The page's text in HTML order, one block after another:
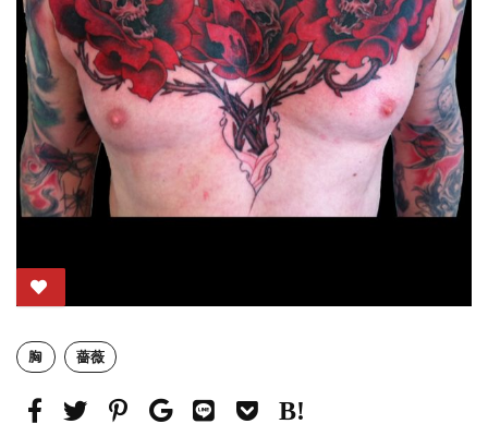
胸 薔薇